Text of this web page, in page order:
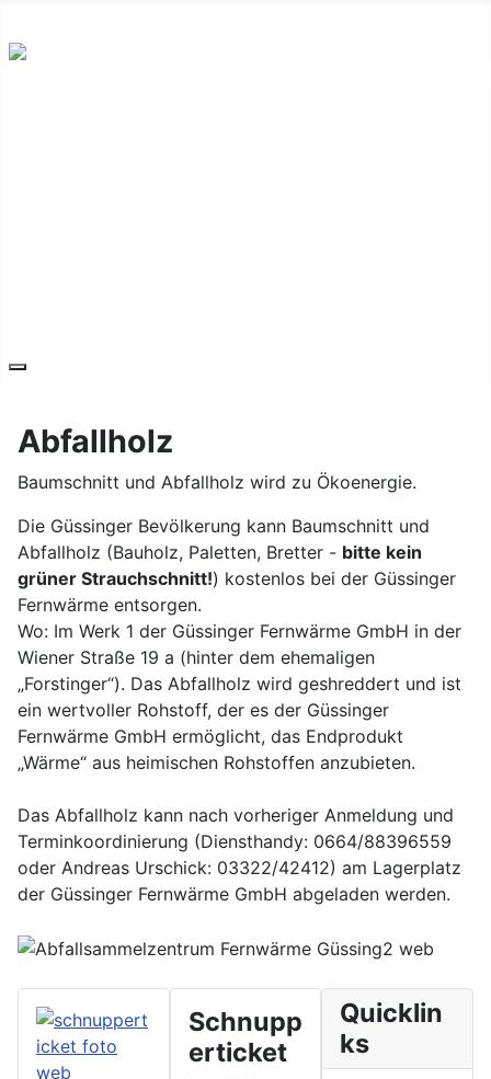
Abfallholz
Baumschnitt und Abfallholz wird zu Ökoenergie.
Die Güssinger Bevölkerung kann Baumschnitt und
Abfallholz (Bauholz, Paletten, Bretter - bitte kein
grüner Strauchschnitt!) kostenlos bei der Güssinger
Fernwärme entsorgen.
Wo: Im Werk 1 der Güssinger Fernwärme GmbH in der
Wiener Straße 19 a (hinter dem ehemaligen
„Forstinger“). Das Abfallholz wird geshreddert und ist
ein wertvoller Rohstoff, der es der Güssinger
Fernwärme GmbH ermöglicht, das Endprodukt
„Wärme“ aus heimischen Rohstoffen anzubieten.
Das Abfallholz kann nach vorheriger Anmeldung und
Terminkoordinierung (Diensthandy: 0664/88396559
oder Andreas Urschick: 03322/42412) am Lagerplatz
der Güssinger Fernwärme GmbH abgeladen werden.
Schnupp
erticket
Quicklin
ks